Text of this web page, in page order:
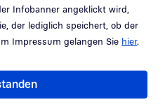
Infobanner angeklickt wird,
der lediglich speichert, ob der
Impressum gelangen Sie hier.
Maßnahmen
Einführung sicherer
mit mehrstufigen
und granulare
Gruppe